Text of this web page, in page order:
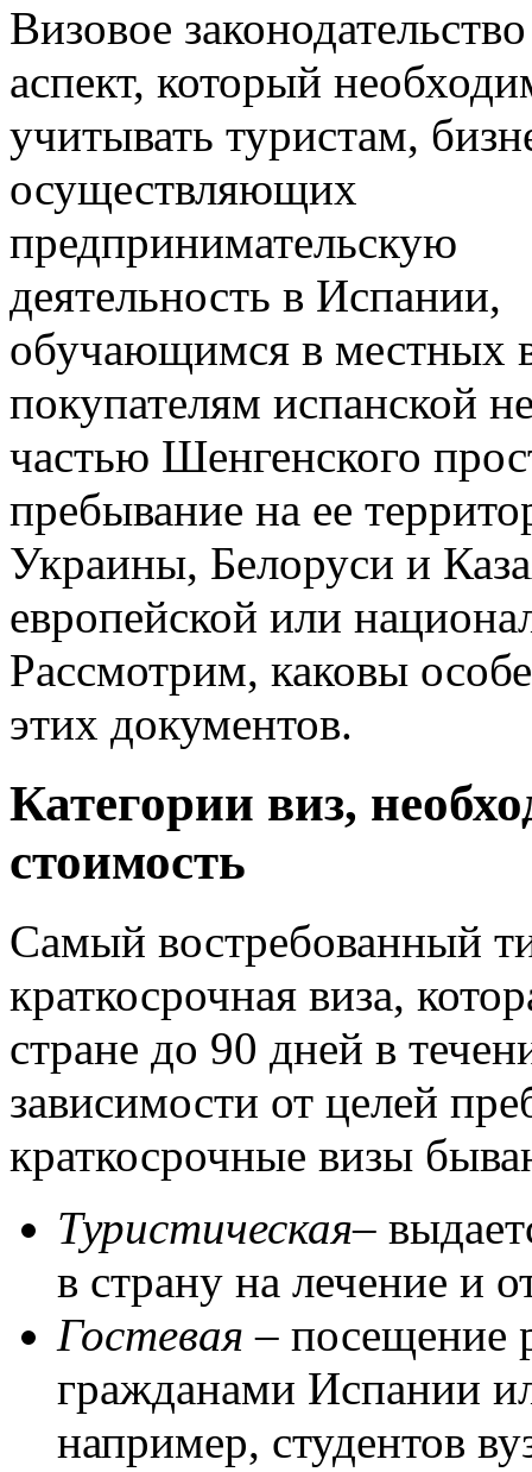
Визовое
аспект, который
учитывать туристам,
осуществляющих
предпринимательскую
деятельность в Испании,
обучающимся в местных
покупателям испанской
частью Шенгенского
пребывание на ее
Украины, Белоруси и
европейской или
Рассмотрим, каковы
этих документов.
Категории виз,
стоимость
Самый востребованный
краткосрочная виза,
стране до 90 дней в
зависимости от целей
краткосрочные визы
Туристическая–
в страну на лечение и
Гостевая – посещение
гражданами Испании
например, студентов